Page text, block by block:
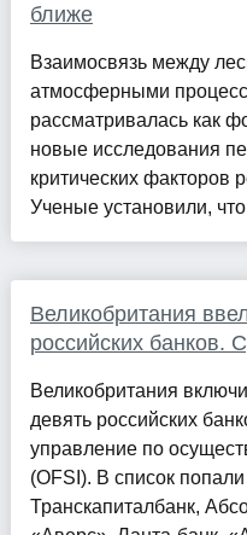
ближе
Взаимосвязь между
атмосферными
рассматривалась как
новые исследования
критических факторов
Ученые установили,
Великобритания
российских банков.
Великобритания
девять российских
управление по
(OFSI). В список
Транскапиталбанк,